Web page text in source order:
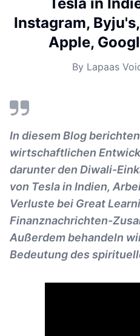
Instagram,
Apple,
By Lapaas
In diesem Blog
wirtschaftlichen
darunter den Diwali-
von Tesla in Indien,
Verluste bei Great
Finanznachrichten-
Außerdem behandeln
Bedeutung des